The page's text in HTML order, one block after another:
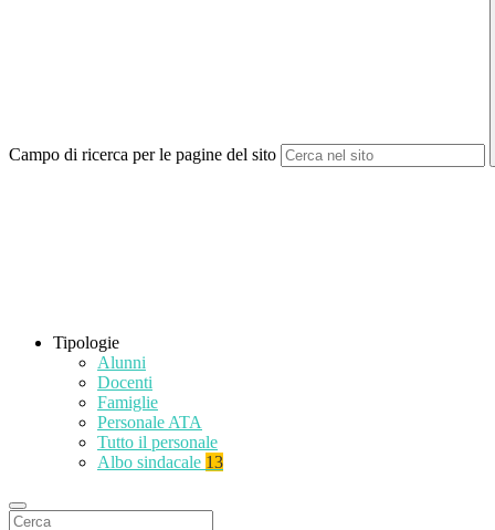
Campo di ricerca per le pagine del sito
Tipologie
Alunni
Docenti
Famiglie
Personale ATA
Tutto il personale
Albo sindacale 13